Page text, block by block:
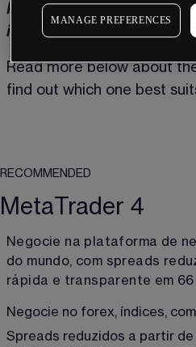
Note: MetaTrader 4 only
indices, commodities, and
Read more below about
find out which one best
RECOMMENDED
MetaTrader 4
Negocie na plataforma de
do mundo, com spreads
rápida e transparente em 66
Negocie no forex, índices,
Spreads reduzidos a partir de
MANAGE PREFERENCES